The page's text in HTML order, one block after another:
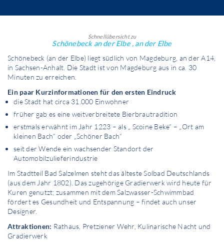
Schnellübersicht zu
Schönebeck an der Elbe , an der Elbe
Schönebeck (an der Elbe) liegt südlich von Magdeburg, an der A14,
in Sachsen-Anhalt. Die Stadt ist von Magdeburg aus in ca. 30
Minuten zu erreichen.
Ein paar Kurzinformationen für den ersten Eindruck
die Stadt hat circa 31.000 Einwohner
früher gab es eine weitverbreitete Bierbrautradition
erstmals erwähnt im Jahr 1223 – als „ Scoine Beke“ – „Ort am
kleinen Bach“ oder „Schöner Bach“
seit der Wende ein wachsender Standort der
Automobilzulieferindustrie
Im Stadtteil Bad Salzelmen steht das älteste Solbad Deutschlands
(aus dem Jahr 1802). Das zugehörige Gradierwerk wird heute für
Kuren genutzt; zusammen mit dem Salzwasser-Schwimmbad
fördert es Gesundheit und Entspannung – findet auch unser
Designer.
Attraktionen: Rathaus, Pretziener Wehr, Kulinarische Nacht und
Gradierwerk